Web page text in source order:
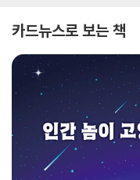
카드뉴스로 보는 책